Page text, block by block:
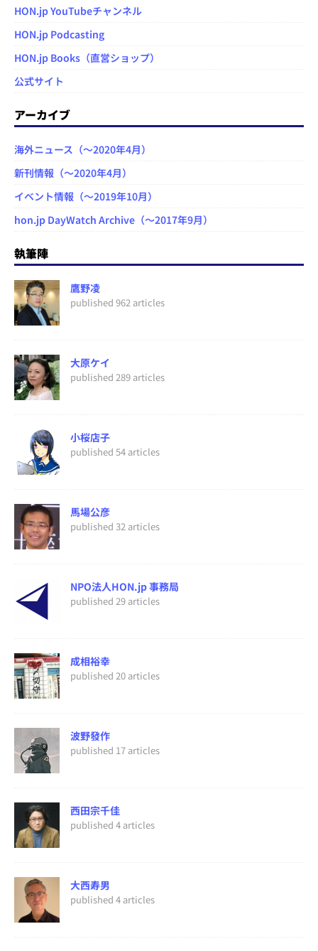
HON.jp YouTubeチャンネル
HON.jp Podcasting
HON.jp Books（直営ショップ）
公式サイト
アーカイブ
海外ニュース（～2020年4月）
新刊情報（～2020年4月）
イベント情報（～2019年10月）
hon.jp DayWatch Archive（～2017年9月）
執筆陣
鷹野凌
published 962 articles
大原ケイ
published 289 articles
小桜店子
published 54 articles
馬場公彦
published 32 articles
NPO法人HON.jp 事務局
published 29 articles
成相裕幸
published 20 articles
波野發作
published 17 articles
西田宗千佳
published 4 articles
大西寿男
published 4 articles